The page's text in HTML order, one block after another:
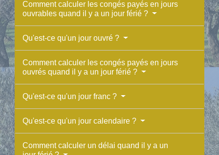
Comment calculer les congés payés en jours
ouvrables quand il y a un jour férié ?
Qu'est-ce qu'un jour ouvré ?
Comment calculer les congés payés en jours
ouvrés quand il y a un jour férié ?
Qu'est-ce qu'un jour franc ?
Qu'est-ce qu'un jour calendaire ?
Comment calculer un délai quand il y a un